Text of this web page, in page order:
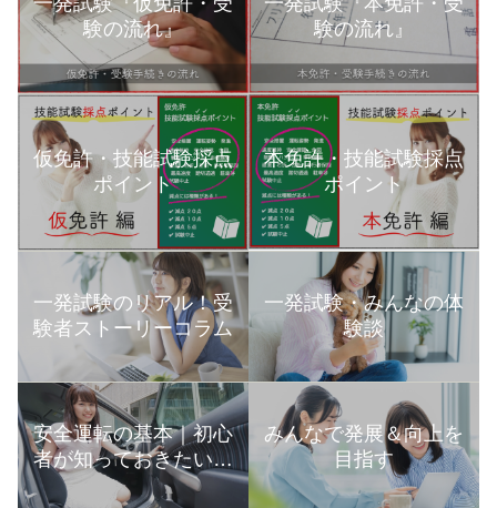
験の流れ』
験の流れ』
仮免許・技能試験採点
ポイント
本免許・技能試験採点
ポイント
一発試験のリアル！受
験者ストーリーコラム
一発試験・みんなの体
験談
安全運転の基本｜初心
者が知っておきたい運
転の知識まとめ
みんなで発展＆向上を
目指す